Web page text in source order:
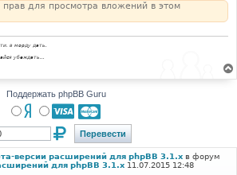
для просмотра вложений в этом
в морду дать.
убеждать...
Поддержать phpBB Guru
версии расширений для phpBB 3.1.x в форум
для phpBB 3.1.x 11.07.2015 12:48